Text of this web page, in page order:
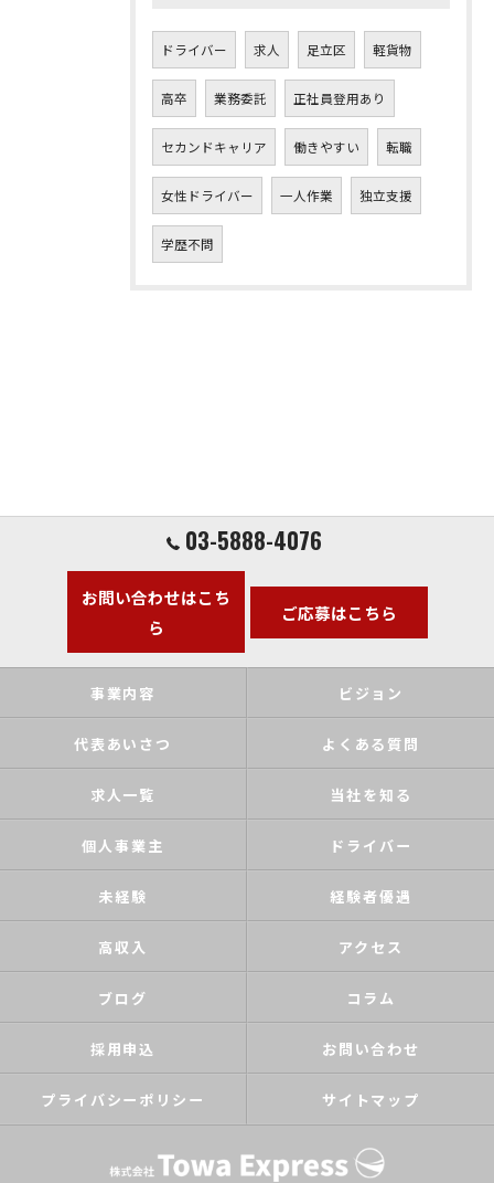
ドライバー 求人 足立区 軽貨物
高卒 業務委託 正社員登用あり
セカンドキャリア 働きやすい 転職
女性ドライバー 一人作業 独立支援
学歴不問
03-5888-4076
お問い合わせはこち
ら
ご応募はこちら
事業内容 ビジョン
代表あいさつ よくある質問
求人一覧 当社を知る
個人事業主 ドライバー
未経験 経験者優遇
高収入 アクセス
ブログ コラム
採用申込 お問い合わせ
プライバシーポリシー サイトマップ